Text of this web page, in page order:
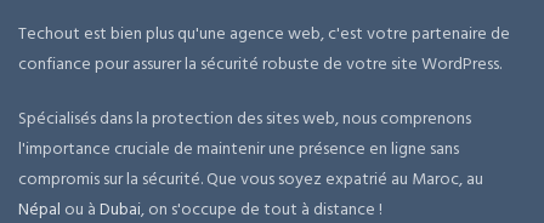
Techout est bien plus qu'une agence web, c'est votre partenaire de
confiance pour assurer la sécurité robuste de votre site WordPress.
Spécialisés dans la protection des sites web, nous comprenons
l'importance cruciale de maintenir une présence en ligne sans
compromis sur la sécurité. Que vous soyez expatrié au Maroc, au
Népal ou àDubai, on s'occupe de tout à distance !